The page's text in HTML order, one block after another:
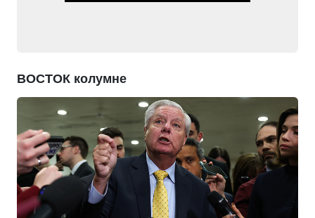
ВОСТОК колумне